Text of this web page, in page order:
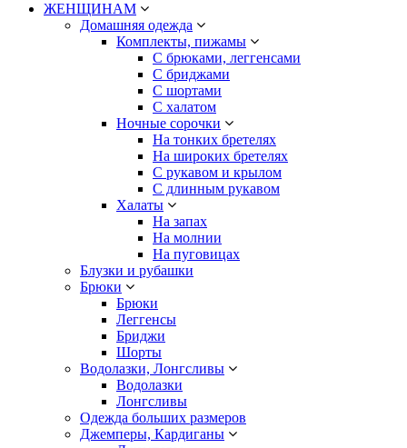
ЖЕНЩИНАМ
Домашняя одежда
Комплекты, пижамы
С брюками, леггенсами
С бриджами
С шортами
С халатом
Ночные сорочки
На тонких бретелях
На широких бретелях
С рукавом и крылом
С длинным рукавом
Халаты
На запах
На молнии
На пуговицах
Блузки и рубашки
Брюки
Брюки
Леггенсы
Бриджи
Шорты
Водолазки, Лонгсливы
Водолазки
Лонгсливы
Одежда больших размеров
Джемперы, Кардиганы